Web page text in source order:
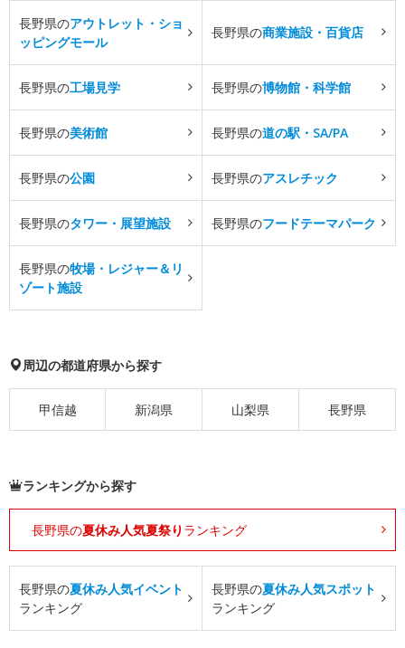
長野県のアウトレット・ショ
ッピングモール
長野県の商業施設・百貨店
長野県の工場見学 長野県の博物館・科学館
長野県の美術館 長野県の道の駅・SA/PA
長野県の公園 長野県のアスレチック
長野県のタワー・展望施設 長野県のフードテーマパーク
長野県の牧場・レジャー＆リ
ゾート施設
周辺の都道府県から探す
甲信越 新潟県 山梨県 長野県
ランキングから探す
長野県の夏休み人気夏祭り ランキング
長野県の夏休み人気イベント
ランキング
長野県の夏休み人気スポット
ランキング